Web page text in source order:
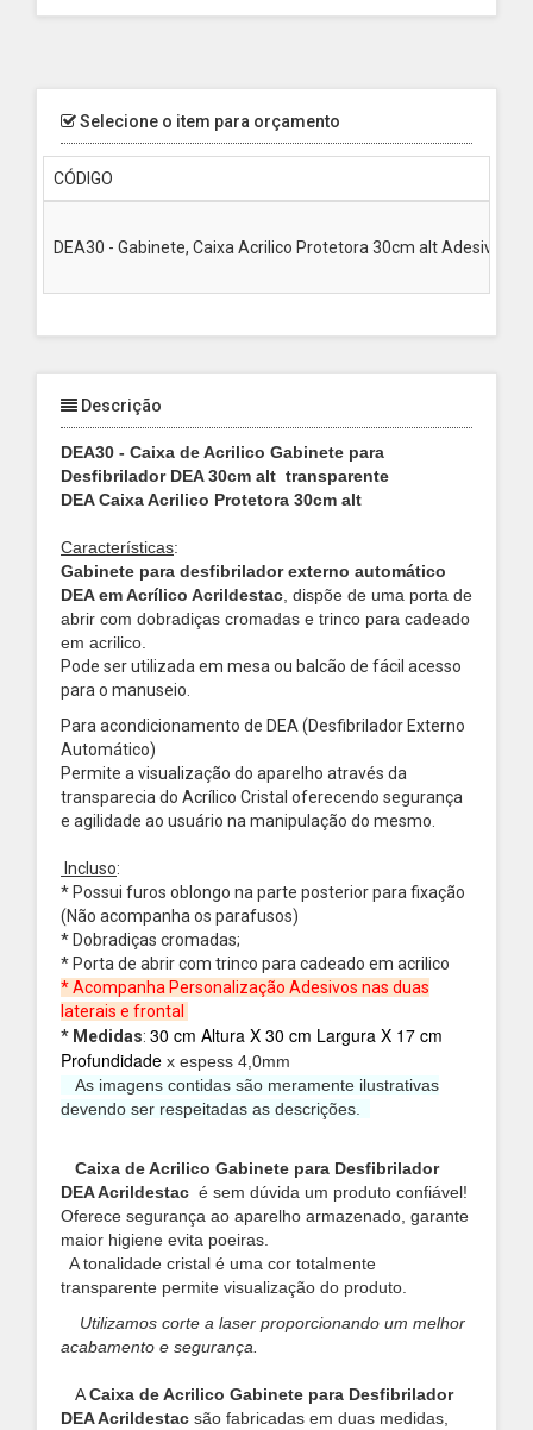
Selecione o item para orçamento
CÓDIGO
DEA30 - Gabinete, Caixa Acrilico Protetora 30cm alt Adesivada
Descrição
DEA30 - Caixa de Acrilico Gabinete para
Desfibrilador DEA 30cm alt transparente
DEA Caixa Acrilico Protetora 30cm alt
Características:
Gabinete para desfibrilador externo automático
DEA em Acrílico Acrildestac , dispõe de uma porta de
abrir com dobradiças cromadas e trinco para cadeado
em acrilico.
Pode ser utilizada em mesa ou balcão de fácil acesso
para o manuseio.
Para acondicionamento de DEA (Desfibrilador Externo
Automático)
Permite a visualização do aparelho através da
transparecia do Acrílico Cristal oferecendo segurança
e agilidade ao usuário na manipulação do mesmo.
Incluso:
* Possui furos oblongo na parte posterior para fixação
(Não acompanha os parafusos)
* Dobradiças cromadas;
* Porta de abrir com trinco para cadeado em acrilico
* Acompanha Personalização Adesivos nas duas
laterais e frontal
* Medidas: 30 cm Altura X 30 cm Largura X 17 cm
Profundidade x espess 4,0mm
As imagens contidas são meramente ilustrativas
devendo ser respeitadas as descrições.
Caixa de Acrilico Gabinete para Desfibrilador
DEAAcrildestac é sem dúvida um produto confiável!
Oferece segurança ao aparelho armazenado, garante
maior higiene evita poeiras.
A tonalidade cristal é uma cor totalmente
transparente permite visualização do produto.
Utilizamos corte a laser proporcionando um melhor
acabamento e segurança.
ACaixa de Acrilico Gabinete para Desfibrilador
DEA Acrildestac são fabricadas em duas medidas,